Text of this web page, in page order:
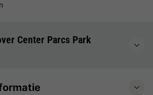
Center Parcs Park